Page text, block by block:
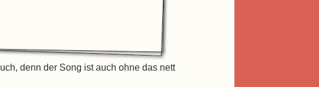
denn der Song ist auch ohne das nett